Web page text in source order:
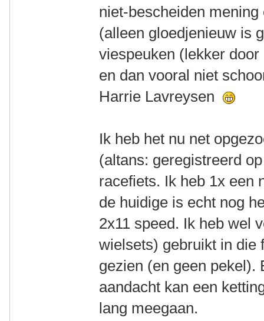
niet-bescheiden
(alleen gloedjenieuw is
viespeuken (lekker
en dan vooral niet
Harrie Lavreysen
Ik heb het nu net
(altans: geregistreerd
racefiets. Ik heb 1x een
de huidige is echt nog
2x11 speed. Ik heb wel
wielsets) gebruikt in die
gezien (en geen pekel).
aandacht kan een
lang meegaan.